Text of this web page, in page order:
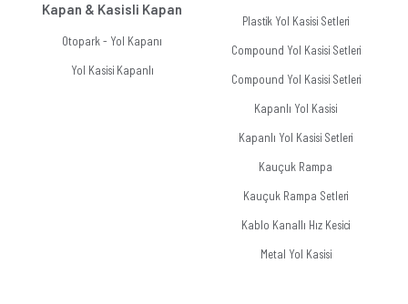
Kapan & Kasisli Kapan
Otopark - Yol Kapanı
Yol Kasisi Kapanlı
Plastik Yol Kasisi Setleri
Compound Yol Kasisi Setleri
Compound Yol Kasisi Setleri
Kapanlı Yol Kasisi
Kapanlı Yol Kasisi Setleri
Kauçuk Rampa
Kauçuk Rampa Setleri
Kablo Kanallı Hız Kesici
Metal Yol Kasisi